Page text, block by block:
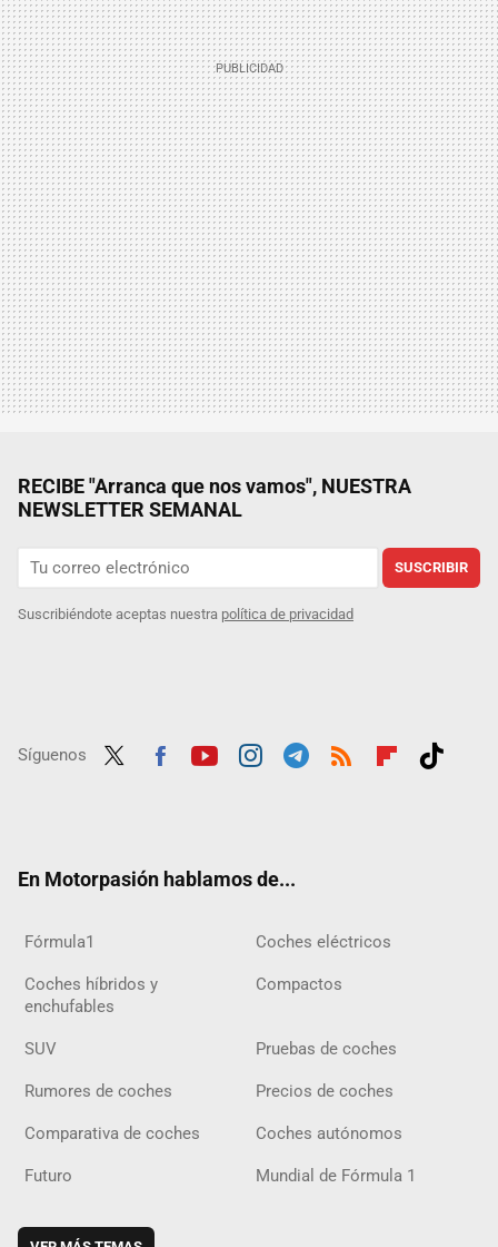
RECIBE "Arranca que nos vamos", NUESTRA
NEWSLETTER SEMANAL
SUSCRIBIR
Suscribiéndote aceptas nuestra política de privacidad
Síguenos
En Motorpasión hablamos de...
Fórmula1 Coches eléctricos
Coches híbridos y
enchufables
Compactos
SUV Pruebas de coches
Rumores de coches Precios de coches
Comparativa de coches Coches autónomos
Futuro Mundial de Fórmula 1